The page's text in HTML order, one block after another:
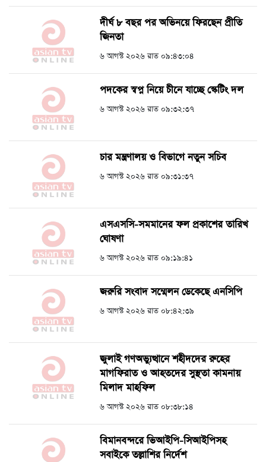
দীর্ঘ ৮ বছর পর অভিনয়ে ফিরছেন প্রীতি
জিনতা
৬ আগস্ট ২০২৬ রাত ০৯:৪৩:০৪
পদকের স্বপ্ন নিয়ে চীনে যাচ্ছে স্কেটিং দল
৬ আগস্ট ২০২৬ রাত ০৯:৩২:৩৭
চার মন্ত্রণালয় ও বিভাগে নতুন সচিব
৬ আগস্ট ২০২৬ রাত ০৯:৩১:৩৭
এসএসসি-সমমানের ফল প্রকাশের তারিখ
ঘোষণা
৬ আগস্ট ২০২৬ রাত ০৯:১৯:৪১
জরুরি সংবাদ সম্মেলন ডেকেছে এনসিপি
৬ আগস্ট ২০২৬ রাত ০৮:৪২:৩৯
জুলাই গণঅভ্যুত্থানে শহীদদের রুহের
মাগফিরাত ও আহতদের সুস্থতা কামনায়
মিলাদ মাহফিল
৬ আগস্ট ২০২৬ রাত ০৮:৩৮:১৪
বিমানবন্দরে ভিআইপি-সিআইপিসহ
সবাইকে তল্লাশির নির্দেশ